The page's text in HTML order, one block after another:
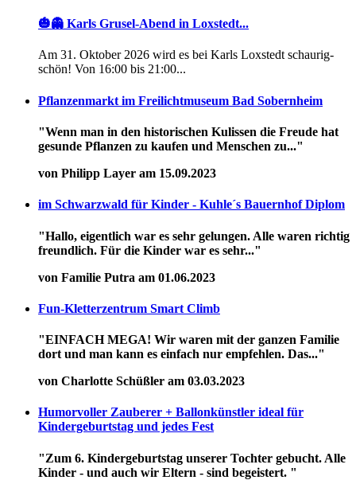
🎃👻 Karls Grusel-Abend in Loxstedt...
Am 31. Oktober 2026 wird es bei Karls Loxstedt schaurig-
schön! Von 16:00 bis 21:00...
Pflanzenmarkt im Freilichtmuseum Bad Sobernheim
"Wenn man in den historischen Kulissen die Freude hat
gesunde Pflanzen zu kaufen und Menschen zu..."
von Philipp Layer am 15.09.2023
im Schwarzwald für Kinder - Kuhle´s Bauernhof Diplom
"Hallo, eigentlich war es sehr gelungen. Alle waren richtig
freundlich. Für die Kinder war es sehr..."
von Familie Putra am 01.06.2023
Fun-Kletterzentrum Smart Climb
"EINFACH MEGA! Wir waren mit der ganzen Familie
dort und man kann es einfach nur empfehlen. Das..."
von Charlotte Schüßler am 03.03.2023
Humorvoller Zauberer + Ballonkünstler ideal für
Kindergeburtstag und jedes Fest
"Zum 6. Kindergeburtstag unserer Tochter gebucht. Alle
Kinder - und auch wir Eltern - sind begeistert. "